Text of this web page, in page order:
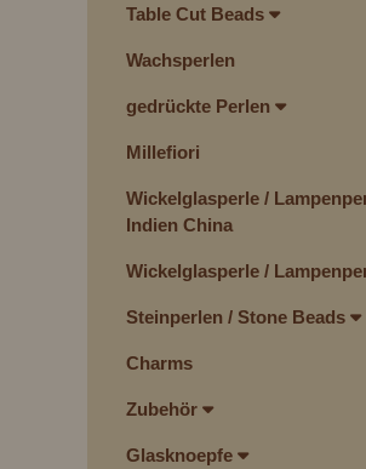
Table Cut Beads
Wachsperlen
gedrückte Perlen
Millefiori
Wickelglasperle /
Indien China
Wickelglasperle /
Steinperlen / Stone Beads
Charms
Zubehör
Glasknoepfe